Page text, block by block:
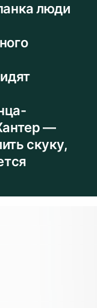
люди
—
скуку,